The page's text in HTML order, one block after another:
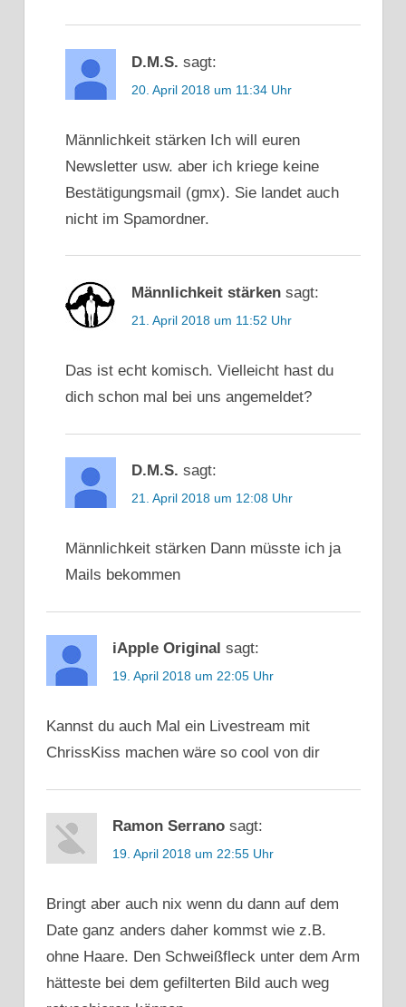
TIPPS
PERSÖNLICHKEITSENTWICKLUNG
MÄDCHEN
FOTOS
TINDER
PROFIL
TIPPS
D.M.S. sagt:
20. April 2018 um 11:34 Uhr
Männlichkeit stärken Ich will euren
Newsletter usw. aber ich kriege keine
Bestätigungsmail (gmx). Sie landet auch
nicht im Spamordner.
Männlichkeit stärken sagt:
21. April 2018 um 11:52 Uhr
Das ist echt komisch. Vielleicht hast du
dich schon mal bei uns angemeldet?
D.M.S. sagt:
21. April 2018 um 12:08 Uhr
Männlichkeit stärken Dann müsste ich ja
Mails bekommen
iApple Original sagt:
19. April 2018 um 22:05 Uhr
Kannst du auch Mal ein Livestream mit
ChrissKiss machen wäre so cool von dir
Ramon Serrano sagt:
19. April 2018 um 22:55 Uhr
Bringt aber auch nix wenn du dann auf dem
Date ganz anders daher kommst wie z.B.
ohne Haare. Den Schweißfleck unter dem Arm
hätteste bei dem gefilterten Bild auch weg